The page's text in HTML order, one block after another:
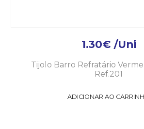
1.30€ /Uni
Tijolo Barro Refratário
Ref.201
ADICIONAR AO